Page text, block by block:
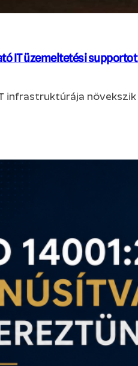
IT üzemeltetési supportot
infrastruktúrája